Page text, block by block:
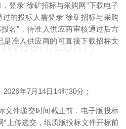
登录“徐矿招标与采购网”下载电子
的投标人需登录“徐矿招标与采购
名”，待准入供应商审核通过后方
是准入供应商的可直接下载招标文
年7月14日14时30分；
文件递交时间截止前，电子版投标
”上传递交，纸质版投标文件开标前
）